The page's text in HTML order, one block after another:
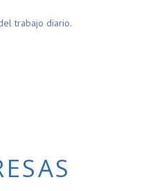
trabajo diario.